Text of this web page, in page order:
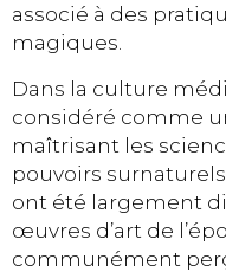
associé à des
magiques.
Dans la culture
considéré comme
maîtrisant les
pouvoirs
ont été largement
œuvres d’art de
communément